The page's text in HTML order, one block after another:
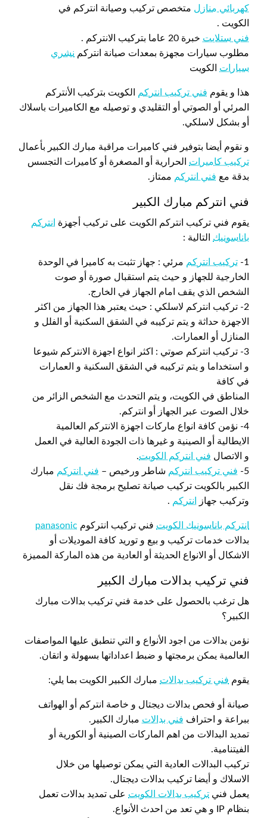
كهربائي منازل متخصص تركيب وصيانة انتركم في
الكويت .
فني ستلايت خبرة 20 عاما بتركيب الانتركم .
مطلوب سيارات مجهزة بمعدات صيانة انتركم نشري
سيارات الكويت
هذا و يقوم فني تركيب انتركم
الكويت بتركيب الأنتركم
المرئي أو الصوتي أو التقليدي و توصيله مع الكاميرات باسلاك
أو بشكل لاسلكي.
و نقوم أيضا بتوفير فني كاميرات مراقبة مبارك الكبير بأعمال
تركيب كاميرات الحرارية أو المصغرة أو كاميرات التجسس
بدقة مع فني انتركم ممتاز.
فني انتركم مبارك الكبير
يقوم فني تركيب انتركم الكويت على تركيب أجهزة
انتركم
باناسونيك التالية :
1- تركيب انتركم مرئي : جهاز تثبت به كاميرا في الوحدة
الخارجية للجهاز و حيث يتم استقبال صورة أو صوت
الشخص الذي يقف امام الجهاز في الخارج.
2- تركيب انتركم لاسلكي : حيث يعتبر هذا الجهاز من اكثر
الاجهزة حداثة و يتم تركيبه في الشقق السكنية أو الفلل و
المنازل أو العمارات.
3- تركيب انتركم صوتي : اكثر انواع اجهزة الانتركم شيوعا
و استخداما و يتم تركيبه في الشقق السكنية و العمارات
في كافة
المناطق في الكويت، و يتم التحدث مع الشخص الزائر من
خلال الصوت عبر الجهاز أو انتركم.
4- نؤمن كافة انواع ماركات اجهزة الانتركم العالمية
الايطالية أو الصينية و غيرها ذات الجودة العالية في العمل
و الاتصال فني انتركم الكويت.
5-
فني تركيب انتركم شاطر ورخيص – فني انتركم مبارك
الكبير بالكويت تركيب صيانة تصليح برمجة فك نقل
وتركيب جهاز
انتركم .
انتركم باناسونيك الكويت فني تركيب انتركوم panasonic
بدالات خدمات تركيب و بيع و توريد كافة الموديلات أو
الاشكال أو الانواع الحديثة أو العادية من هذه الماركة المميزة
فني تركيب بدالات مبارك الكبير
هل ترغب بالحصول على خدمة فني تركيب بدالات مبارك
الكبير؟
نؤمن بدالات من اجود الأنواع و التي تنطبق عليها المواصفات
العالمية يمكن برمجتها و ضبط اعداداتها بسهولة و اتقان.
يقوم فني تركيب بدالات مبارك الكبير الكويت بما يلي:
صيانة أو فحص بدالات ديجتال و خاصة انتركم أو الهواتف
ببراعة و احتراف فني بدالات مبارك الكبير.
تمديد البدالات من اهم الماركات الصينية أو الكورية أو
الفيتنامية.
تركيب البدالات العادية التي يمكن توصيلها من خلال
الاسلاك و أيضا تركيب بدالات ديجتال.
يعمل فني تركيب بدالات الكويت على تمديد بدالات تعمل
بنظام IP و هي تعد من احدث الأنواع.